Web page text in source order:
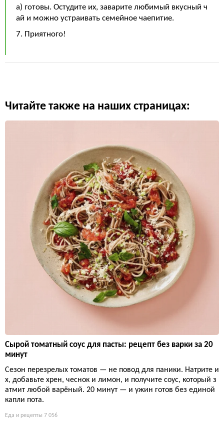
а) готовы. Остудите их, заварите любимый вкусный ч
ай и можно устраивать семейное чаепитие.
7. Приятного!
Читайте также на наших страницах:
Сырой томатный соус для пасты: рецепт без варки за 20
минут
Сезон перезрелых томатов — не повод для паники. Натрите и
х, добавьте хрен, чеснок и лимон, и получите соус, который з
атмит любой варёный. 20 минут — и ужин готов без единой
капли пота.
Еда и рецепты 7 056